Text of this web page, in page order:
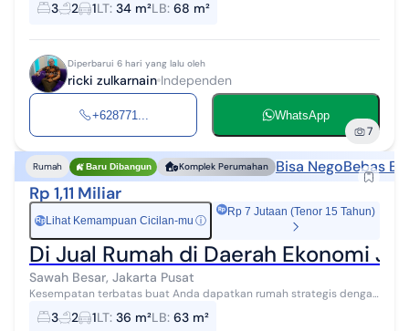
mengusung konse...
3 2 1LT: 34 m²LB: 68 m²
Diperbarui 6 hari yang lalu oleh
ricki zulkarnain Independen
+628771... WhatsApp
7
Rumah Baru Dibangun Komplek Perumahan Bisa NegoBebas
Rp 1,11 Miliar
Rp Lihat Kemampuan Cicilan-mu ⓘ
Rp 7 Jutaan (Tenor 15 Tahun)
Di Jual Rumah di Daerah Ekonomi
Sawah Besar, Jakarta Pusat
Kesempatan terbatas buat Anda dapatkan rumah strategis dengan
return investasi tinggi di Sawah Besar, Jakarta Pusat. Rumah ini
menawarkan kelengka...
3 2 1LT: 36 m²LB: 63 m²